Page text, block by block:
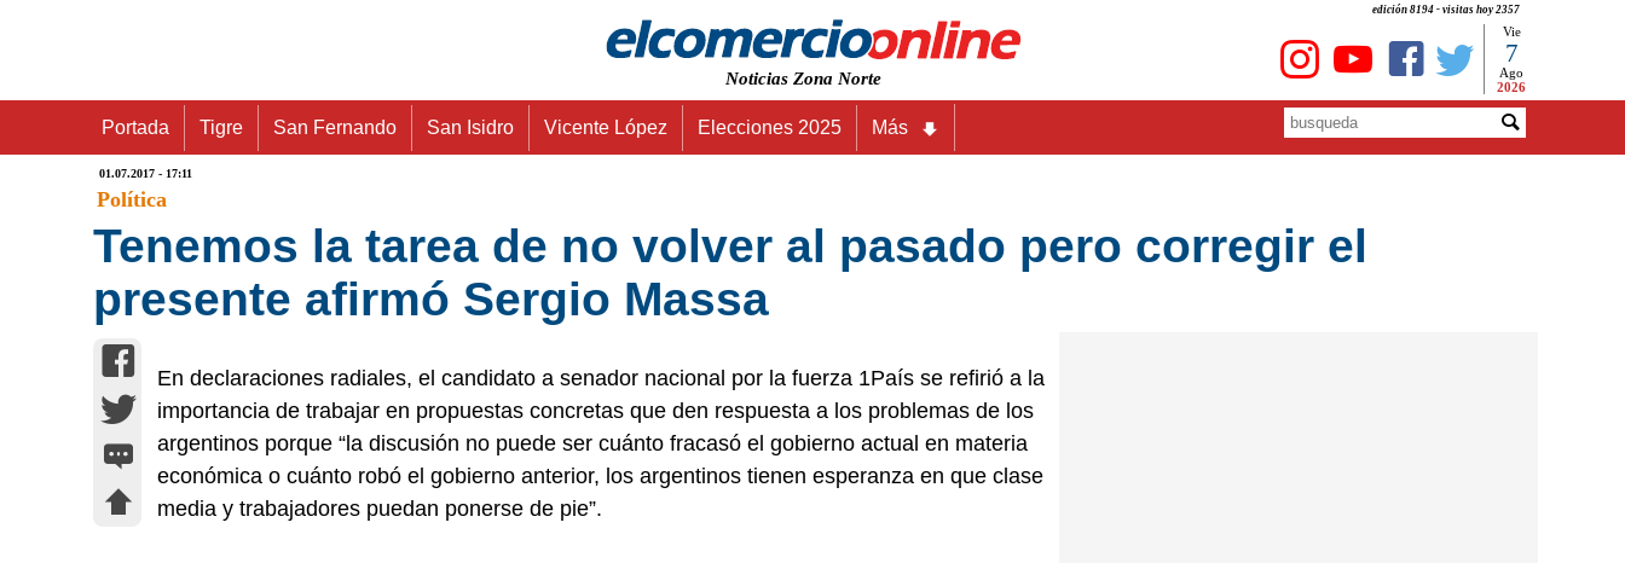
edición 8194 - visitas hoy 2357
Noticias Zona Norte
Vie
7
Ago
2026
Portada Tigre San Fernando San Isidro Vicente López Elecciones 2025 Más
01.07.2017 - 17:11
Política
Tenemos la tarea de no volver al pasado pero corregir el
presente afirmó Sergio Massa
En declaraciones radiales, el candidato a senador nacional por la fuerza 1País se refirió a la
importancia de trabajar en propuestas concretas que den respuesta a los problemas de los
argentinos porque “la discusión no puede ser cuánto fracasó el gobierno actual en materia
económica o cuánto robó el gobierno anterior, los argentinos tienen esperanza en que clase
media y trabajadores puedan ponerse de pie”.